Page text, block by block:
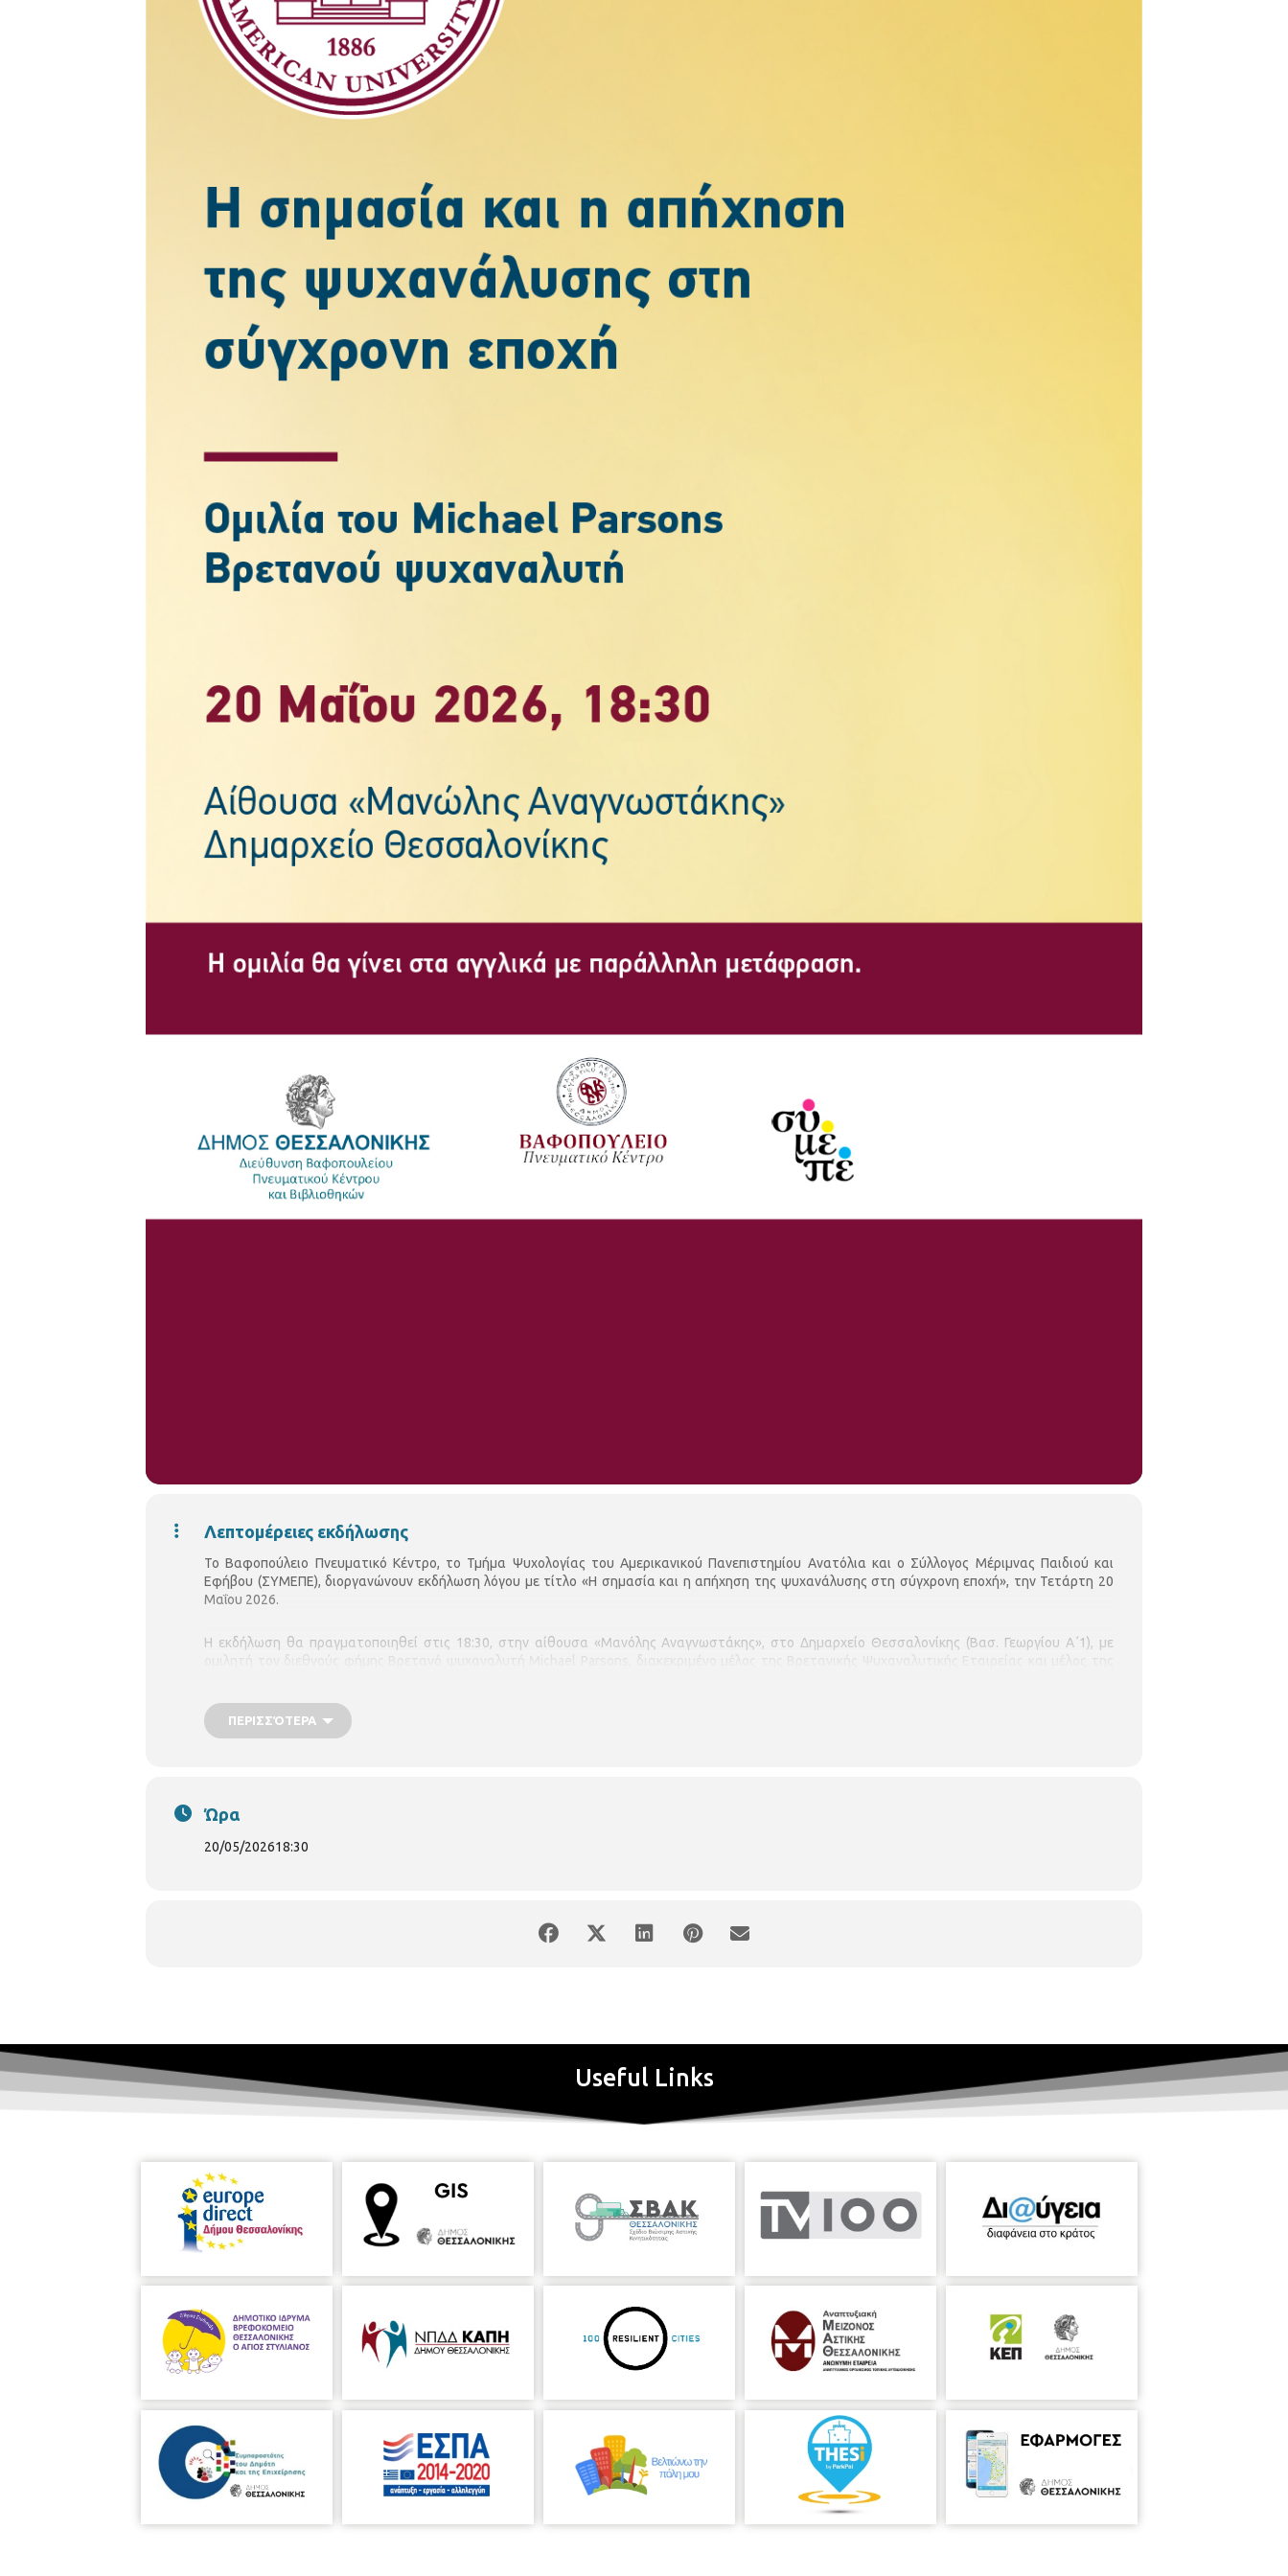
Λεπτομέρειες εκδήλωσης
Το Βαφοπούλειο Πνευματικό Κέντρο, το Τμήμα Ψυχολογίας του Αμερικανικού Πανεπιστημίου Ανατόλια και ο Σύλλογος Μέριμνας Παιδιού και
Εφήβου (ΣΥΜΕΠΕ), διοργανώνουν εκδήλωση λόγου με τίτλο «Η σημασία και η απήχηση της ψυχανάλυσης στη σύγχρονη εποχή», την Τετάρτη 20
Μαΐου 2026.
Η εκδήλωση θα πραγματοποιηθεί στις 18:30, στην αίθουσα «Μανόλης Αναγνωστάκης», στο Δημαρχείο Θεσσαλονίκης (Βασ. Γεωργίου Α΄1), με
ομιλητή τον διεθνούς φήμης Βρετανό ψυχαναλυτή Michael Parsons, διακεκριμένο μέλος της Βρετανικής Ψυχαναλυτικής Εταιρείας και μέλος της
Η ομιλία θα γίνει στα αγγλικά με παράλληλη μετάφραση.
ΠΕΡΙΣΣΌΤΕΡΑ
Ώρα
20/05/202618:30
Useful Links